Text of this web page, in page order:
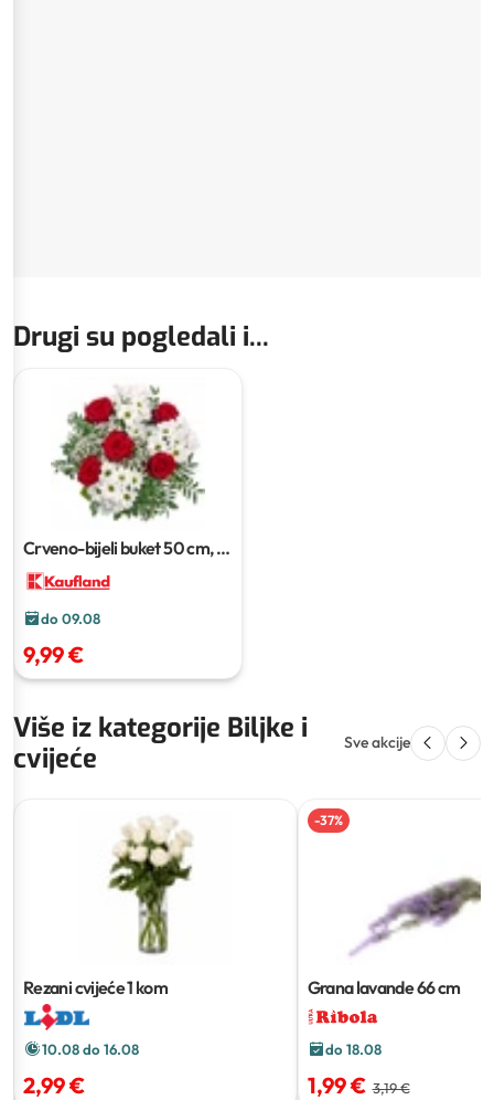
Drugi su pogledali i...
Crveno-bijeli buket50 cm, 1
do 09.08
9,99 €
Više iz kategorije Biljke i
cvijeće
Sve akcije
Rezani cvijeće1 kom
10.08 do 16.08
2,99 €
-37%
Grana lavande66 cm
do 18.08
1,99 € 3,19 €